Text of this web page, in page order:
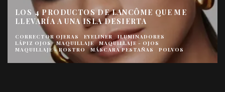
LOS 4 PRODUCTOS DE LANCÔME QUE ME
LLEVARÍA A UNA ISLA DESIERTA
CORRECTOR OJERAS EYELINER
ILUMINADORES
LÁPIZ OJOS
MAQUILLAJE
MAQUILLAJE - OJOS
MAQUILLAJE - ROSTRO
MÁSCARA PESTAÑAS POLVOS